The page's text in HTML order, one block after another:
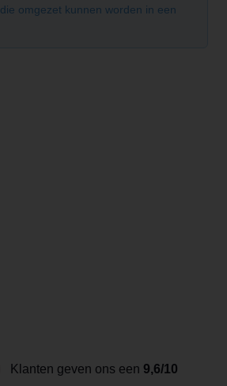
die omgezet kunnen worden in een
Klanten geven ons een 9,6/10